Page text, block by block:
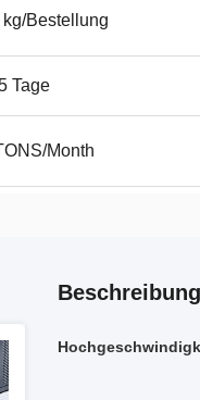
kg/Bestellung
Tage
Month